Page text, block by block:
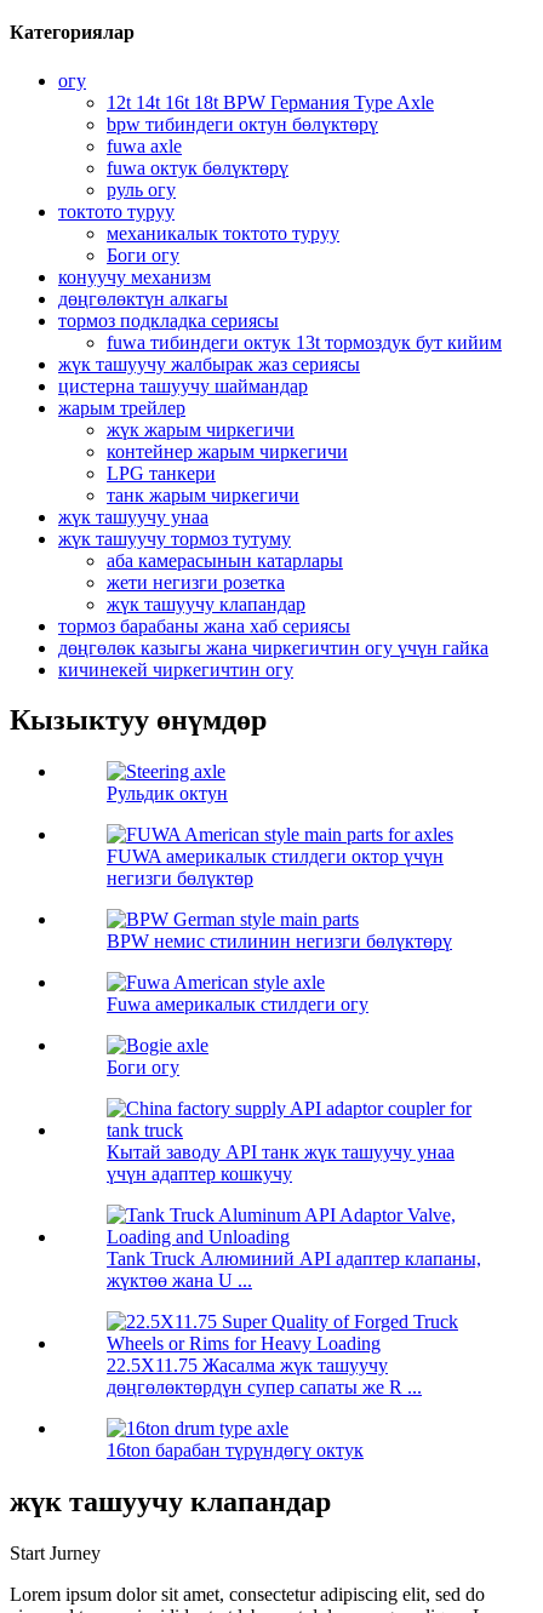
Категориялар
огу
12t 14t 16t 18t BPW Германия Type Axle
bpw тибиндеги октун бөлүктөрү
fuwa axle
fuwa октук бөлүктөрү
руль огу
токтото туруу
механикалык токтото туруу
Боги огу
конуучу механизм
дөңгөлөктүн алкагы
тормоз подкладка сериясы
fuwa тибиндеги октук 13t тормоздук бут кийим
жүк ташуучу жалбырак жаз сериясы
цистерна ташуучу шаймандар
жарым трейлер
жүк жарым чиркегичи
контейнер жарым чиркегичи
LPG танкери
танк жарым чиркегичи
жүк ташуучу унаа
жүк ташуучу тормоз тутуму
аба камерасынын катарлары
жети негизги розетка
жүк ташуучу клапандар
тормоз барабаны жана хаб сериясы
дөңгөлөк казыгы жана чиркегичтин огу үчүн гайка
кичинекей чиркегичтин огу
Кызыктуу өнүмдөр
Рульдик октун
FUWA америкалык стилдеги октор үчүн
негизги бөлүктөр
BPW немис стилинин негизги бөлүктөрү
Fuwa америкалык стилдеги огу
Боги огу
Кытай заводу API танк жүк ташуучу унаа
үчүн адаптер кошкучу
Tank Truck Алюминий API адаптер клапаны,
жүктөө жана U ...
22.5X11.75 Жасалма жүк ташуучу
дөңгөлөктөрдүн супер сапаты же R ...
16ton барабан түрүндөгү октук
жүк ташуучу клапандар
Start Jurney
Lorem ipsum dolor sit amet, consectetur adipiscing elit, sed do